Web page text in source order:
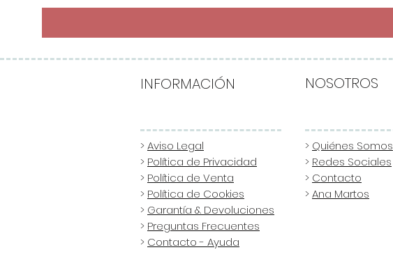
2
,
0
INFORMACIÓN
>Aviso Legal
> Política de Privacidad
> Política de Venta
> Política de Cookies
> Garantía & Devoluciones
> Preguntas Frecuentes
> Contacto - Ayuda
NOSOTROS
> Quiénes Somos
> Redes Sociales
> Contacto
>Ana Martos